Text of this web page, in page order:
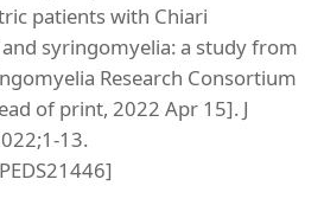
patients with Chiari
syringomyelia: a study from
Research Consortium
of print, 2022 Apr 15]. J
13.